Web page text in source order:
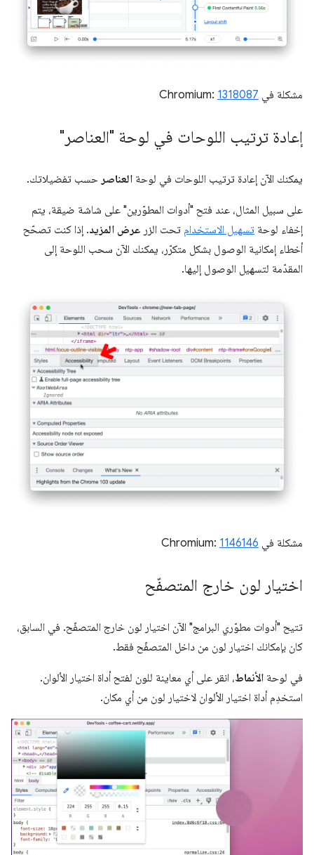
مشكلة في Chromium: 1318087
إعادة ترتيب اللوحات في لوحة "العناصر"
يمكنك الآن إعادة ترتيب اللوحات في لوحة العناصر حسب تفضيلاتك.
على سبيل المثال، عند فتح "أدوات المطوّرين" على شاشة ضيقة، يتم
إخفاء لوحة تسهيل الاستخدام تحت الزر عرض المزيد. إذا كنت تصحّح
أخطاء إمكانية الوصول بشكل متكرّر، يمكنك الآن سحب اللوحة إلى
المقدّمة لتسهيل الوصول إليها.
مشكلة في Chromium: 1146146
اختيار لون خارج المتصفّح
تتيح "أدوات مطوّري البرامج" الآن اختيار لون خارج المتصفّح. في السابق،
كان بإمكانك اختيار لون من داخل المتصفّح فقط.
في لوحة الأنماط، انقر على أي معاينة للون لفتح أداة اختيار الألوان.
استخدِم أداة اختيار الألوان لاختيار لون من أي مكان.